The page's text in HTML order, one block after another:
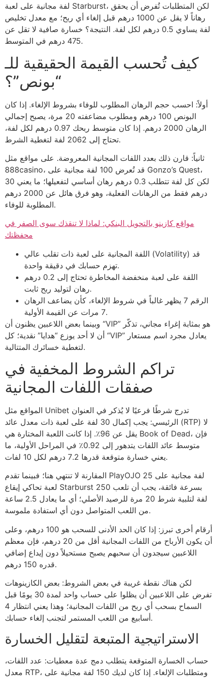
لفة مجانية على لعبة Starburst، لكن المتطلبات تُفرض أن يحقق
رهاناً لا يقل عن 1000 درهم قبل إلغاء أي ربح؛ مع معدل تخليص
لفة يساوي 0.5 درهم لكل لفة. النتيجة؟ خسارة صافية لا تقل عن
475 درهم في المتوسط.
كيف تُحسب القيمة الحقيقية للـ
“بونص”؟
أولاً: احسب حجم الرهان المطلوب للوفاء بشروط الإلغاء. إذا كان
البونص 100 درهم ومطلوب مضاعفته 20 مرة، يصبح إجمالي
الرهان 2000 درهم. إذا كان متوسط ربحك 0.97 درهم لكل لفة،
تحتاج إلى 2062 لفة لتغطية الشرط.
ثانياً: قارن ذلك بعدد اللفات المجانية المعروضة. على مواقع مثل
888casino، قد تُعرض 100 لفة مجانية على Gonzo’s Quest،
لكن كل لفة تتطلب 0.3 درهم رهان أساسي لتفعيلها؛ ما يعني 30
درهم فقط من الرهانات الفعلية، وهو فرق هائل عن 2000 درهم
المطلوبة للوفاء.
مواقع كازينو بالتحويل البنكي: لماذا لا تنقذك سوى الصفر في
محفظتك
اللفة المجانية على لعبة ذات تقلب عالي (Volatility) قد
تهزم حسابك في دقيقة واحدة.
اللفة على لعبة منخفضة المخاطرة تحتاج إلى 0.2 درهم
رهان لتوليد ربح ثابت.
الرقم 7 يظهر غالباً في شروط الإلغاء، كأن يضاعف الرهان
7 مرات عن القيمة الأولية.
وبينما بعض اللاعبين يظنون أن “VIP” هو بمثابة إغراء مجاني، تذكّر
أن لا أحد يوزع “هدايا” نقدية؛ كل “VIP” يعادل مجرد اسم مستعار
لتغطية خسائرك المتتالية.
تراكم الشروط المخفية في
صفقات اللفات المجانية
المواقع مثل Unibet تدرج شرطًا فرعيًا لا يُذكر في العنوان
الرئيسي: يجب إكمال 30 لفة على لعبة ذات معدل عائد (RTP) لا
يقل عن 96٪. إذا كانت اللعبة المختارة هي Book of Dead، فإن
متوسط عائد اللفات يتدهور إلى 0.92٪ في المراحل الأولية، ما
يعني خسارة متوقعة قدرها 7.2 درهم لكل 10 لفات.
المقارنة لا تنتهي هنا؛ فبينما تقدم PlayOJO 25 لفة مجانية على
لعبة تحاكي إيقاع Starburst بسرعة فائقة، يجب أن تلعب 250
لفة لتلبية شرط 20 مرة للرصيد الأصلي؛ أي ما يعادل 2.5 ساعة
من اللعب المتواصل دون أي استفادة ملموسة.
أرقام أخرى تبرز: إذا كان الحد الأدنى للسحب هو 100 درهم، وعلى
أن يكون الأرباح من اللفات المجانية أقل من 20 درهم، فإن معظم
اللاعبين سيجدون أن سحبهم يصبح مستحيلاً دون إيداع إضافي
قدره 150 درهم.
لكن هناك نقطة غريبة في بعض الشروط: بعض الكازينوهات
تفرض على اللاعبين أن يظلوا على حساب واحد لمدة 30 يومًا قبل
السماح بسحب أي ربح من اللفات المجانية؛ وهذا يعني انتظار 4
أسابيع من اللعب المستمر لتجنب إلغاء حسابك.
الاستراتيجية المتبعة لتقليل الخسارة
حساب الخسارة المتوقعة يتطلب دمج عدة معطيات: عدد اللفات،
معدل RTP، ومتطلبات الإلغاء. إذا كان لديك 150 لفة مجانية على